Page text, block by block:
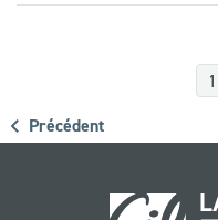
Précédent
1